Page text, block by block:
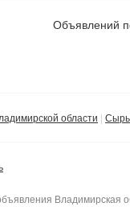
Объявлений
области
Владимирская